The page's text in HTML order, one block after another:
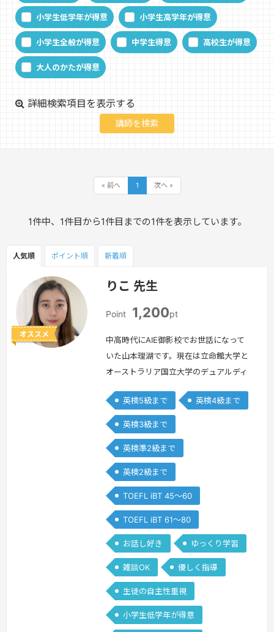
小学生低学年が得意 小学生高学年が得意
小学生全般が得意 中学生得意 高校生が得意
大人のかたが得意
詳細検索項目を表示する
« 前へ 1 次へ »
1件中、1件目から1件目までの1件を表示しています。
人気順 ポイント順 新着順
オススメ
りこ 先生
Point 1,200pt
中高時代にAIE御影校でお世話になって
いた山本理湖です。現在は立命館大学と
オーストラリア国立大学のデュアルディ
小さい頃から英語が好きで、AIEでは
日々の授業に加え、ハロウィンやクリス
マスなどのイベントで楽しく英語を学ん
だ記憶があります。英語ができることで
私の視野が広がったように、生徒さんた
ちともう一度英語を楽しく学びたいなと
思っています。 続きを見る »
英検5級まで 英検4級まで
英検3級まで
英検準2級まで
英検2級まで
TOEFL iBT 45～60
TOEFL iBT 61～80
お話し好き ゆっくり学習
雑談OK 優しく指導
生徒の自主性重視
小学生低学年が得意